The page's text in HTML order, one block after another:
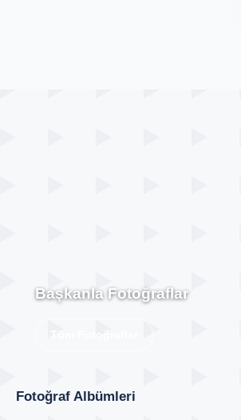
Başkanla Fotoğraflar
Fotoğraf Albümleri